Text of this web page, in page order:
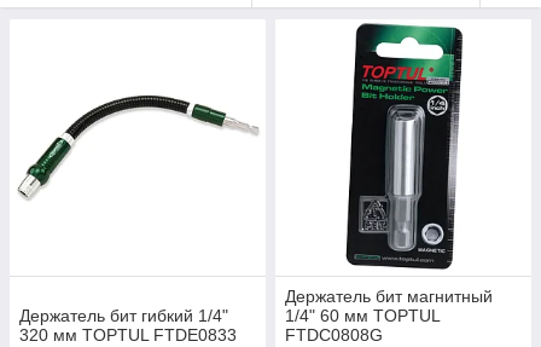
Держатель бит гибкий 1/4"
320 мм TOPTUL FTDE0833
Держатель бит магнитный
1/4" 60 мм TOPTUL
FTDC0808G